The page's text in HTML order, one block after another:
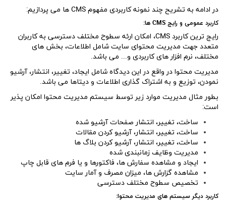
در ادامه به تشریح چند نمونه کاربردی مفهوم CMS ها می پردازیم:
کاربرد عمومی و رایج CMS ها:
رایج ترین کاربرد CMS، امکان ارئه سطوح مختلف دسترسی به کاربران
متعدد جهت مدیریت محتوای سایت شامل اطلاعات، بخش های
مختلف، نرم افزار های کاربردی و... می باشد.
مدیریت محتوا در واقع در این دیدگاه شامل ایجاد، تغییر، انتشار، آرشیو
نمودن، توزیع و به اشتراک گذاری اطلاعات و دیتاها می باشد.
بطور مثال مدیریت موارد زیر توسط سیستم مدیریت محتوا امکان پذیر
است:
ساخت، تغییر، انتشار صفحات آرشیو شده
ساخت، تغییر، انتشار، آرشیو کردن مقالات
ساخت، تغییر، انتشار، آرشیو کردن بلاگ ها
مدیریت وظایف زمانبندی شده
ایجاد و مشاهده سفارش ها، فاکتورها و یا فرم های قابل چاپ
مشاهده گزارش ها، میزان مصرف و آمار سایت
تخصیص سطوح مختلف دسترسی
کاربرد دیگر سیستم های مدیریت محتوا: